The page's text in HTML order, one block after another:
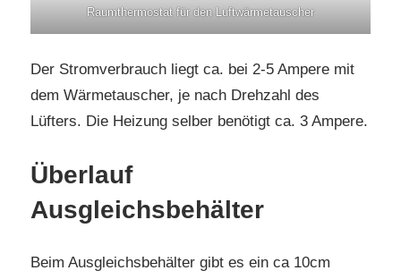
Raumthermostat für den Luftwärmetauscher
Der Stromverbrauch liegt ca. bei 2-5 Ampere mit
dem Wärmetauscher, je nach Drehzahl des
Lüfters. Die Heizung selber benötigt ca. 3 Ampere.
Überlauf
Ausgleichsbehälter
Beim Ausgleichsbehälter gibt es ein ca 10cm